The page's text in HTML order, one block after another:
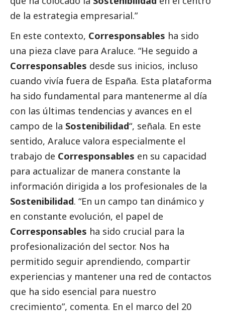
de la estrategia empresarial.”
En este contexto, Corresponsables ha sido
una pieza clave para Araluce. “He seguido a
Corresponsables desde sus inicios, incluso
cuando vivía fuera de España. Esta plataforma
ha sido fundamental para mantenerme al día
con las últimas tendencias y avances en el
campo de la Sostenibilidad“, señala. En este
sentido, Araluce valora especialmente el
trabajo de Corresponsables en su capacidad
para actualizar de manera constante la
información dirigida a los profesionales de la
Sostenibilidad. “En un campo tan dinámico y
en constante evolución, el papel de
Corresponsables ha sido crucial para la
profesionalización del sector. Nos ha
permitido seguir aprendiendo, compartir
experiencias y mantener una red de contactos
que ha sido esencial para nuestro
crecimiento”, comenta. En el marco del 20